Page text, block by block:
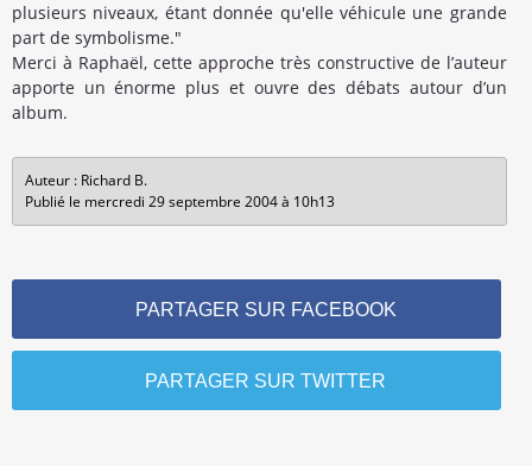
plusieurs niveaux, étant donnée qu'elle véhicule une grande
part de symbolisme."
Merci à Raphaël, cette approche très constructive de l’auteur
apporte un énorme plus et ouvre des débats autour d’un
album.
Auteur : Richard B.
Publié le mercredi 29 septembre 2004 à 10h13
PARTAGER SUR FACEBOOK
PARTAGER SUR TWITTER